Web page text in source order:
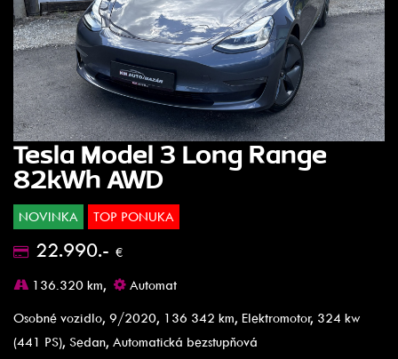
Tesla Model 3 Long Range
82kWh AWD
NOVINKA TOP PONUKA
22.990.- €
136.320 km,
Automat
Osobné vozidlo, 9/2020, 136 342 km, Elektromotor, 324 kw
(441 PS), Sedan, Automatická bezstupňová